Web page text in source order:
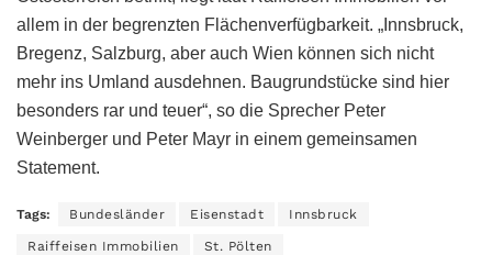
allem in der begrenzten Flächenverfügbarkeit. „Innsbruck,
Bregenz, Salzburg, aber auch Wien können sich nicht
mehr ins Umland ausdehnen. Baugrundstücke sind hier
besonders rar und teuer“, so die Sprecher Peter
Weinberger und Peter Mayr in einem gemeinsamen
Statement.
Tags: Bundesländer Eisenstadt Innsbruck
Raiffeisen Immobilien St. Pölten